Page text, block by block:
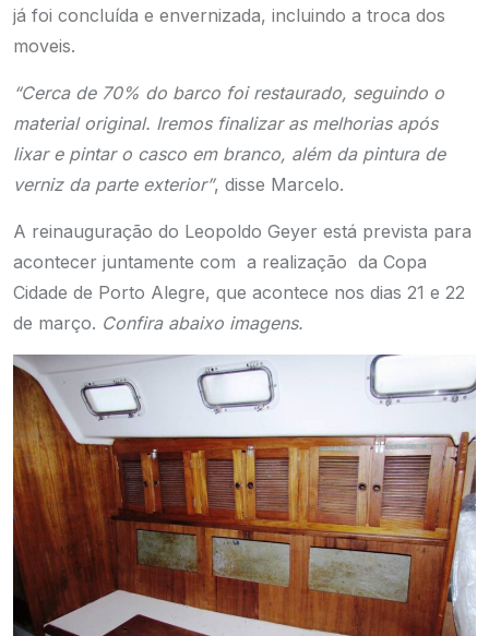
já foi concluída e envernizada, incluindo a troca dos
moveis.
“Cerca de 70% do barco foi restaurado, seguindo o
material original. Iremos finalizar as melhorias após
lixar e pintar o casco em branco, além da pintura de
verniz da parte exterior”, disse Marcelo.
A reinauguração do Leopoldo Geyer está prevista para
acontecer juntamente com a realização da Copa
Cidade de Porto Alegre, que acontece nos dias 21 e 22
de março. Confira abaixo imagens.